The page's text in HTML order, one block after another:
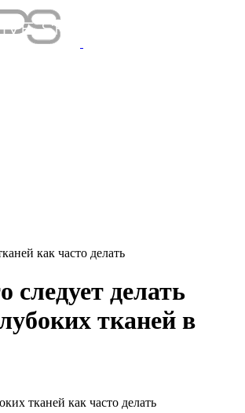
как часто делать
следует делать
тканей в
тканей как часто делать